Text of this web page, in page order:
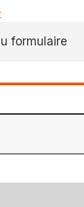
formulaire